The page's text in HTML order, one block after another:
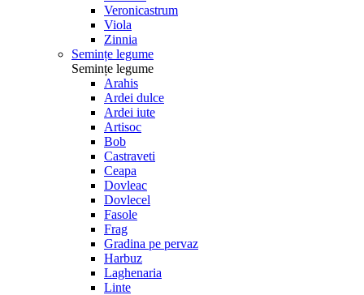
Veronicastrum
Viola
Zinnia
Semințe legume
Semințe legume
Arahis
Ardei dulce
Ardei iute
Artisoc
Bob
Castraveti
Ceapa
Dovleac
Dovlecel
Fasole
Frag
Gradina pe pervaz
Harbuz
Laghenaria
Linte